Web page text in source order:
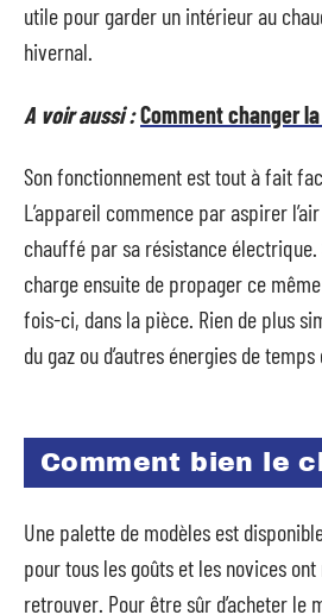
utile pour garder un intérieur au
hivernal.
A voir aussi :Comment changer
Son fonctionnement est tout à fait
L’appareil commence par aspirer
chauffé par sa résistance
charge ensuite de propager ce
fois-ci, dans la pièce. Rien de plus
du gaz ou d’autres énergies de
Comment bien le
Une palette de modèles est
pour tous les goûts et les novices ont
retrouver. Pour être sûr d’acheter le